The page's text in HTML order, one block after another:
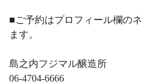
■ご予約はプロフィール欄の
ます。
島之内フジマル醸造所
06-4704-6666